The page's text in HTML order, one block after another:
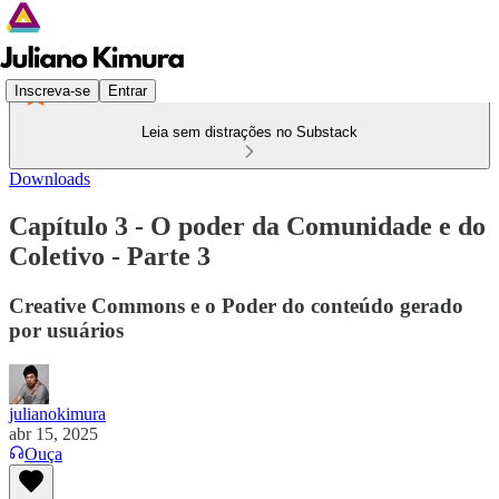
Inscreva-se Entrar
Leia sem distrações no Substack
Downloads
Capítulo 3 - O poder da Comunidade e do
Coletivo - Parte 3
Creative Commons e o Poder do conteúdo gerado
por usuários
julianokimura
abr 15, 2025
Ouça